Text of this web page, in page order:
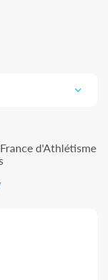
d'Athlétisme